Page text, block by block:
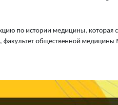
БАГЫТЫ
по истории медицины, которая
общественной